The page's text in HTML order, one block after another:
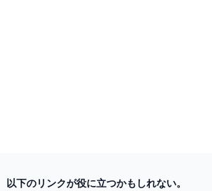
以下のリンクが役に立つかもしれない。